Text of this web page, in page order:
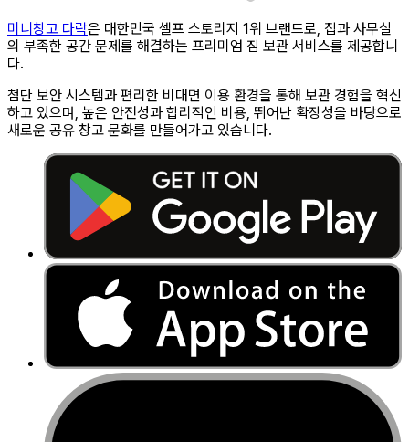
미니창고 다락은 대한민국 셀프 스토리지 1위 브랜드로, 집과 사무실
의 부족한 공간 문제를 해결하는 프리미엄 짐 보관 서비스를 제공합니
다.
첨단 보안 시스템과 편리한 비대면 이용 환경을 통해 보관 경험을 혁신
하고 있으며, 높은 안전성과 합리적인 비용, 뛰어난 확장성을 바탕으로
새로운 공유 창고 문화를 만들어가고 있습니다.